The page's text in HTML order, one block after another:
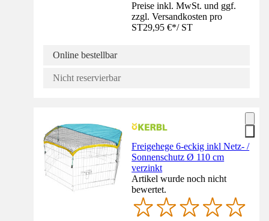
Preise inkl. MwSt. und ggf.
zzgl. Versandkosten pro
ST29,95 €*/ ST
Online bestellbar
Nicht reservierbar
Freigehege 6-eckig inkl Netz- /
Sonnenschutz Ø 110 cm
verzinkt
Artikel wurde noch nicht
bewertet.